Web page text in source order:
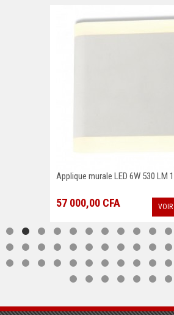
Applique murale LED 6W 530 LM
57 000,00 CFA VOIR